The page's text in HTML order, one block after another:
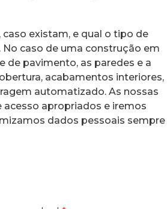
existam, e qual o tipo de
caso de uma construção em
de pavimento, as paredes e a
acabamentos interiores,
automatizado. As nossas
apropriados e iremos
dados pessoais sempre